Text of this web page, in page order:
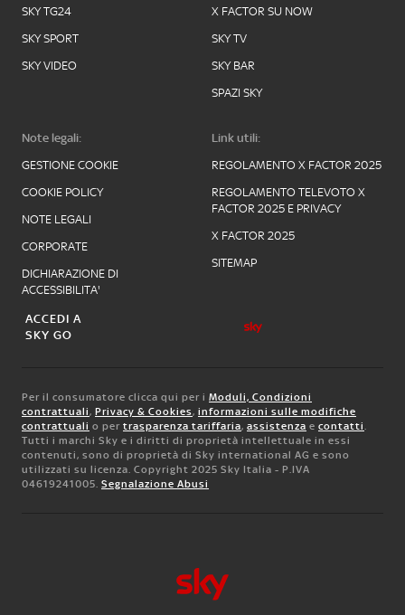
SKY TG24
SKY SPORT
SKY VIDEO
X FACTOR SU NOW
SKY TV
SKY BAR
SPAZI SKY
Note legali:
GESTIONE COOKIE
COOKIE POLICY
NOTE LEGALI
CORPORATE
DICHIARAZIONE DI
ACCESSIBILITA'
Link utili:
REGOLAMENTO X FACTOR 2025
REGOLAMENTO TELEVOTO X
FACTOR 2025 E PRIVACY
X FACTOR 2025
SITEMAP
ACCEDI A
SKY GO
Per il consumatore clicca qui per i Moduli, Condizioni
contrattuali, Privacy & Cookies, informazioni sulle modifiche
contrattuali o per trasparenza tariffaria, assistenza e contatti.
Tutti i marchi Sky e i diritti di proprietà intellettuale in essi
contenuti, sono di proprietà di Sky international AG e sono
utilizzati su licenza. Copyright 2025 Sky Italia - P.IVA
04619241005. Segnalazione Abusi